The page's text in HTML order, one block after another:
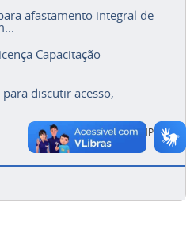
afastamento integral de
Capacitação
discutir acesso,
ACESSE A LISTA COMPLETA